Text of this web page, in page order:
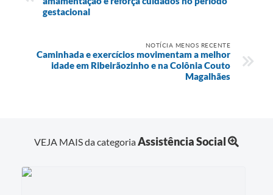
gestacional
NOTÍCIA MENOS RECENTE
Caminhada e exercícios movimentam a melhor
idade em Ribeirãozinho e na Colônia Couto
Magalhães
VEJA MAIS da categoriaAssistência Social